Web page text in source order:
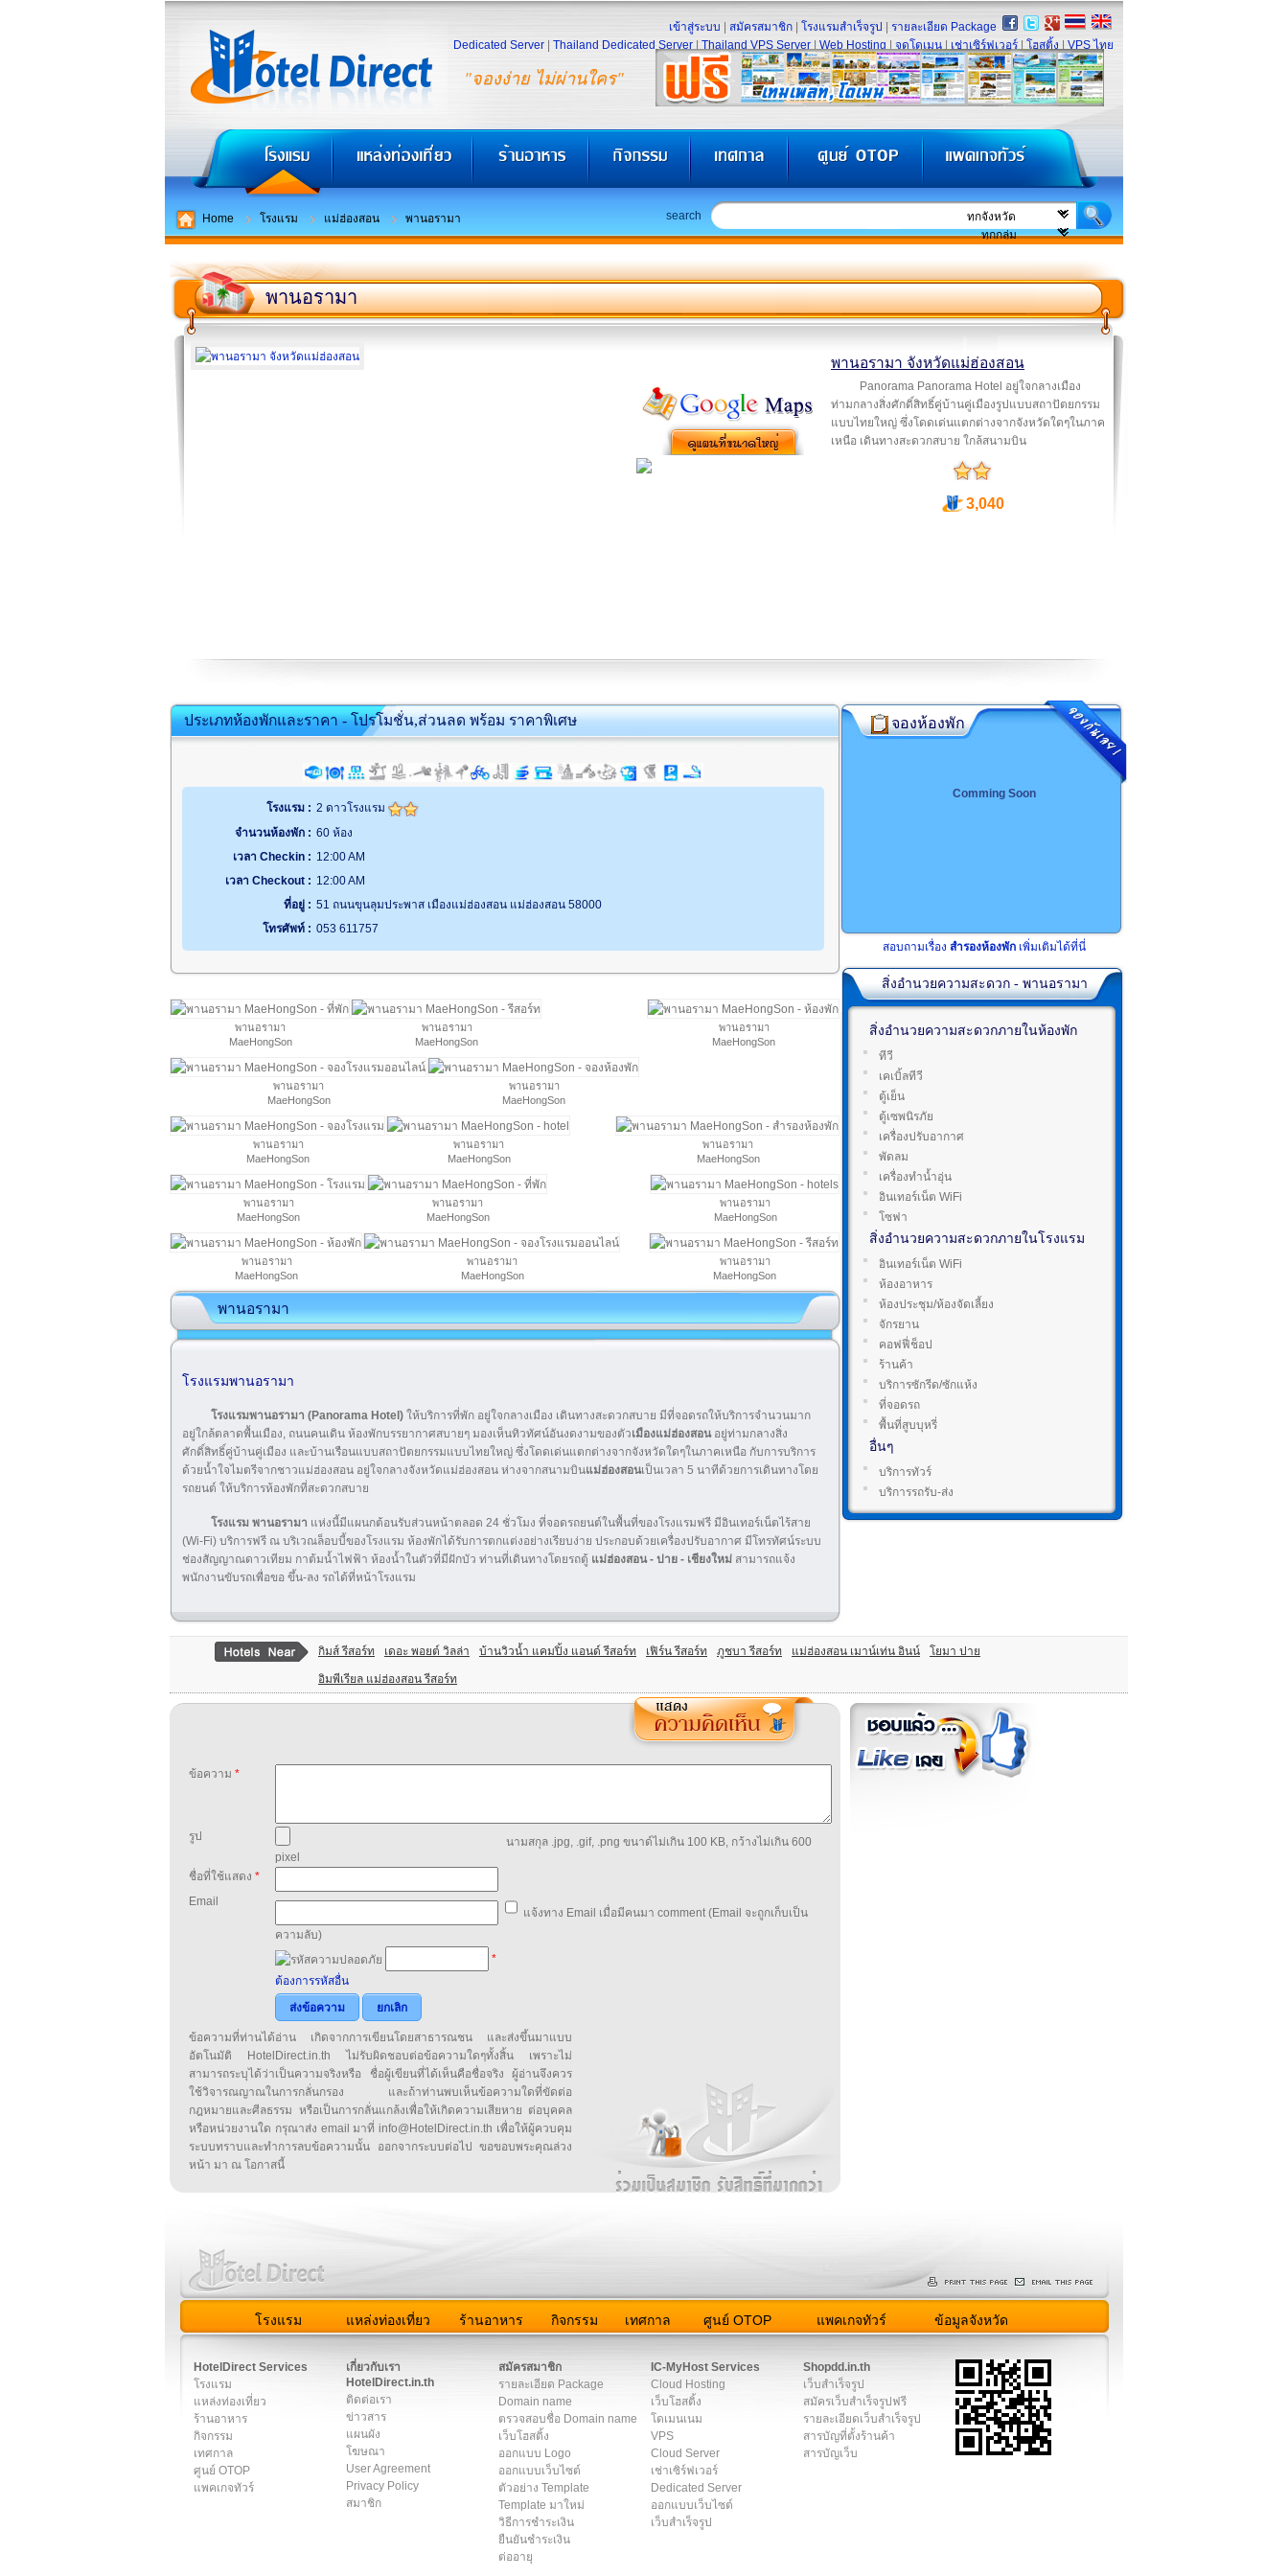
"จองง่าย ไม่ผ่านใคร"
เข้าสู่ระบบ สมัครสมาชิก โรงแรมสำเร็จรูป
รายละเอียด Package
Dedicated Server
Thailand Dedicated Server Thailand VPS Server Web Hosting จดโดเมน เช่าเซิร์ฟเวอร์ โฮสติ้ง VPS ไทย
Home โรงแรม แม่ฮ่องสอน พานอรามา search
พานอรามา
พานอรามา จังหวัดแม่ฮ่องสอน
Panorama Panorama Hotel อยู่ใจกลางเมือง
ท่ามกลางสิ่งศักดิ์สิทธิ์คู่บ้านคู่เมืองรูปแบบสถาปัตยกรรม
แบบไทยใหญ่ ซึ่งโดดเด่นแตกต่างจากจังหวัดใดๆในภาค
เหนือ เดินทางสะดวกสบาย ใกล้สนามบิน
3,040
ประเภทห้องพักและราคา - โปรโมชั่น,ส่วนลด พร้อม ราคาพิเศษ
โรงแรม : 2 ดาวโรงแรม
จำนวนห้องพัก : 60 ห้อง
เวลา Checkin : 12:00 AM
เวลา Checkout : 12:00 AM
ที่อยู่ : 51 ถนนขุนลุมประพาส เมืองแม่ฮ่องสอน แม่ฮ่องสอน 58000
โทรศัพท์ : 053 611757
พานอรามา
MaeHongSon
พานอรามา
MaeHongSon
พานอรามา
MaeHongSon
พานอรามา
MaeHongSon
พานอรามา
MaeHongSon
พานอรามา
MaeHongSon
พานอรามา
MaeHongSon
พานอรามา
MaeHongSon
พานอรามา
MaeHongSon
พานอรามา
MaeHongSon
พานอรามา
MaeHongSon
พานอรามา
MaeHongSon
พานอรามา
MaeHongSon
พานอรามา
MaeHongSon
พานอรามา
โรงแรมพานอรามา
โรงแรมพานอรามา (Panorama Hotel) ให้บริการที่พัก อยู่ใจกลางเมือง เดินทางสะดวกสบาย มีที่จอดรถให้บริการจำนวนมาก
อยู่ใกล้ตลาดพื้นเมือง, ถนนคนเดิน ห้องพักบรรยากาศสบายๆ มองเห็นทิวทัศน์อันงดงามของตัวเมืองแม่ฮ่องสอนอยู่ท่ามกลางสิ่ง
ศักดิ์สิทธิ์คู่บ้านคู่เมือง และบ้านเรือนแบบสถาปัตยกรรมแบบไทยใหญ่ ซึ่งโดดเด่นแตกต่างจากจังหวัดใดๆในภาคเหนือ กับการบริการ
ด้วยน้ำใจไมตรีจากชาวแม่ฮ่องสอน อยู่ใจกลางจังหวัดแม่ฮ่องสอน ห่างจากสนามบินแม่ฮ่องสอนเป็นเวลา 5 นาทีด้วยการเดินทางโดย
รถยนต์ ให้บริการห้องพักที่สะดวกสบาย
โรงแรม พานอรามา แห่งนี้มีแผนกต้อนรับส่วนหน้าตลอด 24 ชั่วโมง ที่จอดรถยนต์ในพื้นที่ของโรงแรมฟรี มีอินเทอร์เน็ตไร้สาย
(Wi-Fi) บริการฟรี ณ บริเวณล็อบบี้ของโรงแรม ห้องพักได้รับการตกแต่งอย่างเรียบง่าย ประกอบด้วยเครื่องปรับอากาศ มีโทรทัศน์ระบบ
ช่องสัญญาณดาวเทียม กาต้มน้ำไฟฟ้า ห้องน้ำในตัวที่มีฝักบัว ท่านที่เดินทางโดยรถตู้ แม่ฮ่องสอน - ปาย - เชียงใหม่ สามารถแจ้ง
พนักงานขับรถเพื่อขอ ขึ้น-ลง รถได้ที่หน้าโรงแรม
จองห้องพัก
Comming Soon
สอบถามเรื่อง สำรองห้องพัก เพิ่มเติมได้ที่นี่
สิ่งอำนวยความสะดวก - พานอรามา
สิ่งอำนวยความสะดวกภายในห้องพัก
ทีวี
เคเบิ้ลทีวี
ตู้เย็น
ตู้เซพนิรภัย
เครื่องปรับอากาศ
พัดลม
เครื่องทำน้ำอุ่น
อินเทอร์เน็ต WiFi
โซฟา
สิ่งอำนวยความสะดวกภายในโรงแรม
อินเทอร์เน็ต WiFi
ห้องอาหาร
ห้องประชุม/ห้องจัดเลี้ยง
จักรยาน
คอฟฟี่ช็อป
ร้านค้า
บริการซักรีด/ซักแห้ง
ที่จอดรถ
พื้นที่สูบบุหรี่
อื่นๆ
บริการทัวร์
บริการรถรับ-ส่ง
กิมส์ รีสอร์ท เดอะ พอยต์ วิลล่า บ้านวิวน้ำ แคมปิ้ง แอนด์ รีสอร์ท เฟิร์น รีสอร์ท ภูชบา รีสอร์ท แม่ฮ่องสอน เมาน์เท่น อินน์ โยมา ปาย
อิมพีเรียล แม่ฮ่องสอน รีสอร์ท
ข้อความ *
รูป
นามสกุล .jpg, .gif, .png ขนาด์ไม่เกิน 100 KB, กว้างไม่เกิน 600
pixel
ชื่อที่ใช้แสดง *
Email
แจ้งทาง Email เมื่อมีคนมา comment (Email จะถูกเก็บเป็น
ความลับ)
*
ต้องการรหัสอื่น
ส่งข้อความ
ยกเลิก
ข้อความที่ท่านได้อ่าน เกิดจากการเขียนโดยสาธารณชน และส่งขึ้นมาแบบ
อัตโนมัติ HotelDirect.in.th ไม่รับผิดชอบต่อข้อความใดๆทั้งสิ้น เพราะไม่
สามารถระบุได้ว่าเป็นความจริงหรือ ชื่อผู้เขียนที่ได้เห็นคือชื่อจริง ผู้อ่านจึงควร
ใช้วิจารณญาณในการกลั่นกรอง และถ้าท่านพบเห็นข้อความใดที่ขัดต่อ
กฎหมายและศีลธรรม หรือเป็นการกลั่นแกล้งเพื่อให้เกิดความเสียหาย ต่อบุคคล
หรือหน่วยงานใด กรุณาส่ง email มาที่ info@HotelDirect.in.th เพื่อให้ผู้ควบคุม
ระบบทราบและทำการลบข้อความนั้น ออกจากระบบต่อไป ขอขอบพระคุณล่วง
หน้า มา ณ โอกาสนี้
โรงแรม แหล่งท่องเที่ยว ร้านอาหาร กิจกรรม เทศกาล ศูนย์ OTOP แพคเกจทัวร์ ข้อมูลจังหวัด
HotelDirect Services
โรงแรม
แหล่งท่องเที่ยว
ร้านอาหาร
กิจกรรม
เทศกาล
ศูนย์ OTOP
แพคเกจทัวร์
เกี่ยวกับเรา
HotelDirect.in.th
ติดต่อเรา
ข่าวสาร
แผนผัง
โฆษณา
User Agreement
Privacy Policy
สมาชิก
สมัครสมาชิก
รายละเอียด Package
Domain name
ตรวจสอบชื่อ Domain name
เว็บโฮสติ้ง
ออกแบบ Logo
ออกแบบเว็บไซต์
ตัวอย่าง Template
Template มาใหม่
วิธีการชำระเงิน
ยืนยันชำระเงิน
ต่ออายุ
IC-MyHost Services
Cloud Hosting
เว็บโฮสติ้ง
โดเมนเนม
VPS
Cloud Server
เช่าเซิร์ฟเวอร์
Dedicated Server
ออกแบบเว็บไซต์
เว็บสำเร็จรูป
Shopdd.in.th
เว็บสำเร็จรูป
สมัครเว็บสำเร็จรูปฟรี
รายละเอียดเว็บสำเร็จรูป
สารบัญที่ตั้งร้านค้า
สารบัญเว็บ